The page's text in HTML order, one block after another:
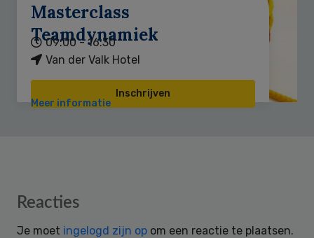
Masterclass
Teamdynamiek
09:00 - 16:30
Van der Valk Hotel
Inschrijven
Meer informatie
Reader
Reacties
Je moet ingelogd zijn op om een reactie te plaatsen.